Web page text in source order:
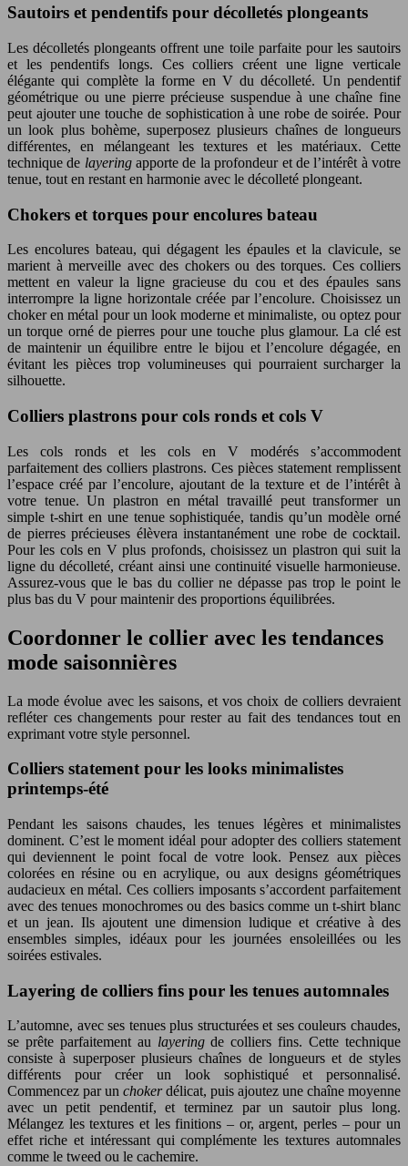
Sautoirs et pendentifs pour décolletés plongeants
Les décolletés plongeants offrent une toile parfaite pour les sautoirs
et les pendentifs longs. Ces colliers créent une ligne verticale
élégante qui complète la forme en V du décolleté. Un pendentif
géométrique ou une pierre précieuse suspendue à une chaîne fine
peut ajouter une touche de sophistication à une robe de soirée. Pour
un look plus bohème, superposez plusieurs chaînes de longueurs
différentes, en mélangeant les textures et les matériaux. Cette
technique de layeringapporte de la profondeur et de l’intérêt à votre
tenue, tout en restant en harmonie avec le décolleté plongeant.
Chokers et torques pour encolures bateau
Les encolures bateau, qui dégagent les épaules et la clavicule, se
marient à merveille avec des chokers ou des torques. Ces colliers
mettent en valeur la ligne gracieuse du cou et des épaules sans
interrompre la ligne horizontale créée par l’encolure. Choisissez un
choker en métal pour un look moderne et minimaliste, ou optez pour
un torque orné de pierres pour une touche plus glamour. La clé est
de maintenir un équilibre entre le bijou et l’encolure dégagée, en
évitant les pièces trop volumineuses qui pourraient surcharger la
silhouette.
Colliers plastrons pour cols ronds et cols V
Les cols ronds et les cols en V modérés s’accommodent
parfaitement des colliers plastrons. Ces pièces statement remplissent
l’espace créé par l’encolure, ajoutant de la texture et de l’intérêt à
votre tenue. Un plastron en métal travaillé peut transformer un
simple t-shirt en une tenue sophistiquée, tandis qu’un modèle orné
de pierres précieuses élèvera instantanément une robe de cocktail.
Pour les cols en V plus profonds, choisissez un plastron qui suit la
ligne du décolleté, créant ainsi une continuité visuelle harmonieuse.
Assurez-vous que le bas du collier ne dépasse pas trop le point le
plus bas du V pour maintenir des proportions équilibrées.
Coordonner le collier avec les tendances
mode saisonnières
La mode évolue avec les saisons, et vos choix de colliers devraient
refléter ces changements pour rester au fait des tendances tout en
exprimant votre style personnel.
Colliers statement pour les looks minimalistes
printemps-été
Pendant les saisons chaudes, les tenues légères et minimalistes
dominent. C’est le moment idéal pour adopter des colliers statement
qui deviennent le point focal de votre look. Pensez aux pièces
colorées en résine ou en acrylique, ou aux designs géométriques
audacieux en métal. Ces colliers imposants s’accordent parfaitement
avec des tenues monochromes ou des basics comme un t-shirt blanc
et un jean. Ils ajoutent une dimension ludique et créative à des
ensembles simples, idéaux pour les journées ensoleillées ou les
soirées estivales.
Layering de colliers fins pour les tenues automnales
L’automne, avec ses tenues plus structurées et ses couleurs chaudes,
se prête parfaitement au layeringde colliers fins. Cette technique
consiste à superposer plusieurs chaînes de longueurs et de styles
différents pour créer un look sophistiqué et personnalisé.
Commencez par un chokerdélicat, puis ajoutez une chaîne moyenne
avec un petit pendentif, et terminez par un sautoir plus long.
Mélangez les textures et les finitions – or, argent, perles – pour un
effet riche et intéressant qui complémente les textures automnales
comme le tweed ou le cachemire.